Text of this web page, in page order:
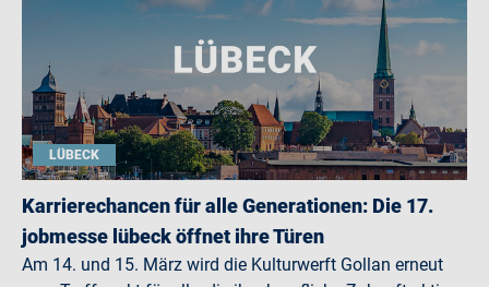
LÜBECK
Karrierechancen für alle Generationen: Die 17.
jobmesse lübeck öffnet ihre Türen
Am 14. und 15. März wird die Kulturwerft Gollan erneut